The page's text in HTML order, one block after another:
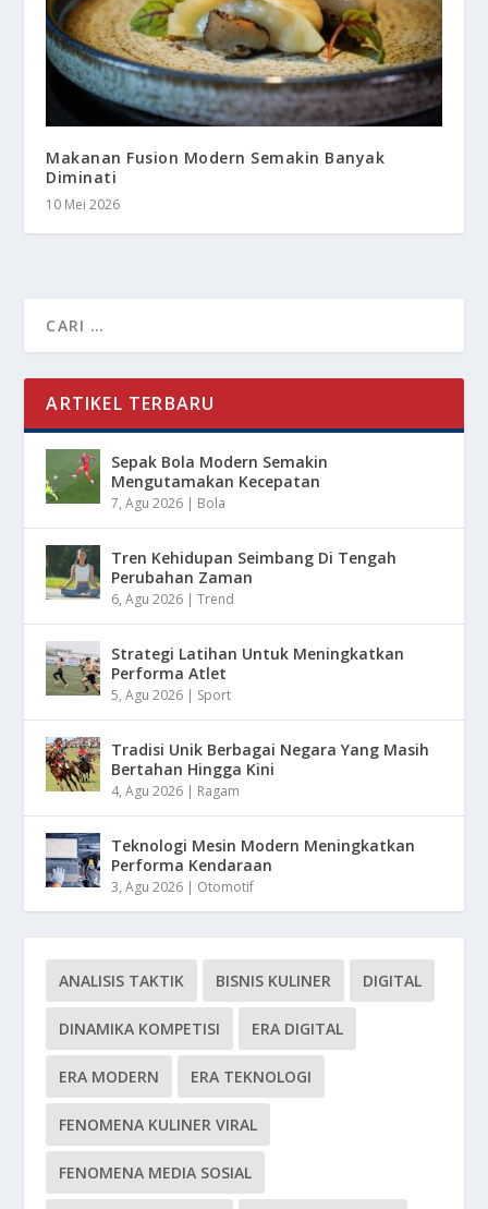
Makanan Fusion Modern Semakin Banyak
Diminati
10 Mei 2026
ARTIKEL TERBARU
Sepak Bola Modern Semakin
Mengutamakan Kecepatan
7, Agu 2026 | Bola
Tren Kehidupan Seimbang Di Tengah
Perubahan Zaman
6, Agu 2026 |Trend
Strategi Latihan Untuk Meningkatkan
Performa Atlet
5, Agu 2026 | Sport
Tradisi Unik Berbagai Negara Yang Masih
Bertahan Hingga Kini
4, Agu 2026 | Ragam
Teknologi Mesin Modern Meningkatkan
Performa Kendaraan
3, Agu 2026 | Otomotif
ANALISIS TAKTIK BISNIS KULINER DIGITAL
DINAMIKA KOMPETISI ERA DIGITAL
ERA MODERN ERA TEKNOLOGI
FENOMENA KULINER VIRAL
FENOMENA MEDIA SOSIAL